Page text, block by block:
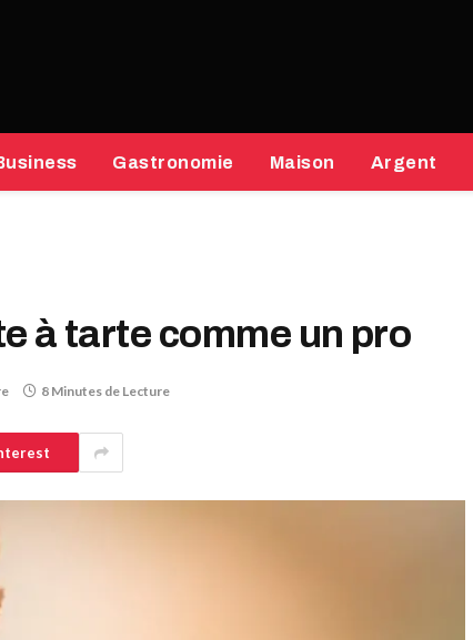
Gastronomie Maison Argent
à tarte comme un pro
8 Minutes de Lecture